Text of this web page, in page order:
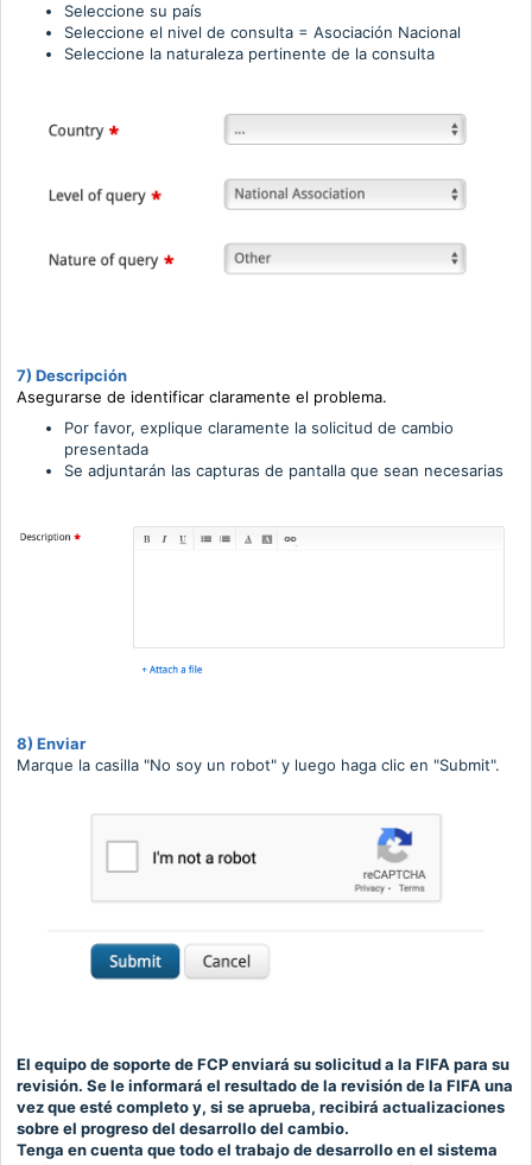
Seleccione su país
Seleccione el nivel de consulta = Asociación Nacional
Seleccione la naturaleza pertinente de la consulta
7) Descripción
Asegurarse de identificar claramente el problema.
Por favor, explique claramente la solicitud de cambio
presentada
Se adjuntarán las capturas de pantalla que sean necesarias
8) Enviar
Marque la casilla "No soy un robot" y luego haga clic en "Submit".
El equipo de soporte de FCP enviará su solicitud a la FIFA para su
revisión. Se le informará el resultado de la revisión de la FIFA una
vez que esté completo y, si se aprueba, recibirá actualizaciones
sobre el progreso del desarrollo del cambio.
Tenga en cuenta que todo el trabajo de desarrollo en el sistema